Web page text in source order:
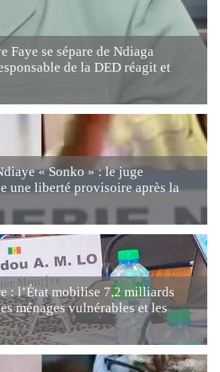
Faye se sépare de Ndiaga
de la DED réagit et
« Sonko » : le juge
une liberté provisoire après la
: l’État mobilise 7,2 milliards
ménages vulnérables et les